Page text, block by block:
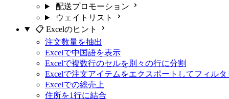
配送プロモーション
ウェイトリスト
📋 Excelのヒント
注文数量を抽出
Excelで中国語を表示
Excelで複数行のセルを別々の行に分割
Excelで注文アイテムをエクスポートしてフィルタ
Excelでの総売上
住所を1行に結合